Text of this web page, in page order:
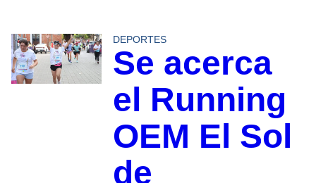
DEPORTES
Se acerca
el Running
OEM El Sol
de